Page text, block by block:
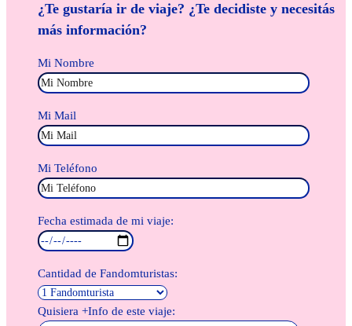
¿Te gustaría ir de viaje? ¿Te decidiste y necesitás
más información?
Mi Nombre
Mi Mail
Mi Teléfono
Fecha estimada de mi viaje:
Cantidad de Fandomturistas:
Quisiera +Info de este viaje: